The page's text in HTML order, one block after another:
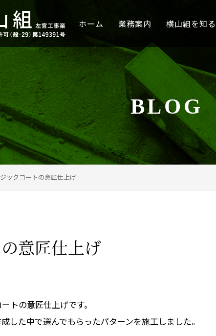
ホーム 業務案内 横山組を知る
BLOG
ックコートの意匠仕上げ
意匠仕上げ
トの意匠仕上げです。
した中で選んでもらったパターンを施工しました。